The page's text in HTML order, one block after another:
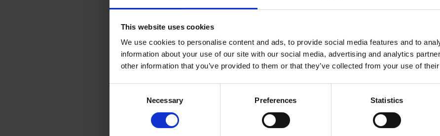
This website uses cookies
We use cookies to personalise content and ads, to provide social media features and to
information about your use of our site with our social media, advertising and analytics
other information that you’ve provided to them or that they’ve collected from your use of
Necessary Preferences Statistics
Regnskydd sadeldyna
450x455mm Universal
Sadelklädsel Yamaha
Svart 08-